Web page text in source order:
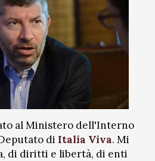
al Ministero dell'Interno
di Italia Viva. Mi
di diritti e libertà, di enti